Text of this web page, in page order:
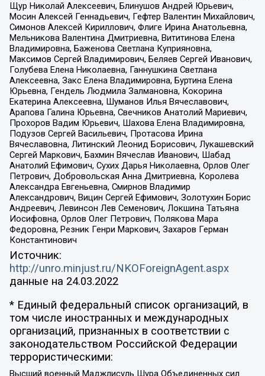
Щур Николай Алексеевич, Блинушов Андрей Юрьевич,
Мосин Алексей Геннадьевич, Гефтер Валентин Михайлович,
Симонов Алексей Кириллович, Флиге Ирина Анатольевна,
Мельникова Валентина Дмитриевна, Вититинова Елена
Владимировна, Баженова Светлана Куприяновна,
Максимов Сергей Владимирович, Беляев Сергей Иванович,
Голубева Елена Николаевна, Ганнушкина Светлана
Алексеевна, Закс Елена Владимировна, Буртина Елена
Юрьевна, Гендель Людмила Залмановна, Кокорина
Екатерина Алексеевна, Шуманов Илья Вячеславович,
Арапова Галина Юрьевна, Свечников Анатолий Мариевич,
Прохоров Вадим Юрьевич, Шахова Елена Владимировна,
Подузов Сергей Васильевич, Протасова Ирина
Вячеславовна, Литинский Леонид Борисович, Лукашевский
Сергей Маркович, Бахмин Вячеслав Иванович, Шабад
Анатолий Ефимович, Сухих Дарья Николаевна, Орлов Олег
Петрович, Добровольская Анна Дмитриевна, Королева
Александра Евгеньевна, Смирнов Владимир
Александрович, Вицин Сергей Ефимович, Золотухин Борис
Андреевич, Левинсон Лев Семенович, Локшина Татьяна
Иосифовна, Орлов Олег Петрович, Полякова Мара
Федоровна, Резник Генри Маркович, Захаров Герман
Константинович
Источник:
http://unro.minjust.ru/NKOForeignAgent.aspx
данные на 24.03.2022
* Единый федеральный список организаций, в
том числе иностранных и международных
организаций, признанных в соответствии с
законодательством Российской Федерации
террористическими:
Высший военный Маджлисуль Шура Объединенных сил